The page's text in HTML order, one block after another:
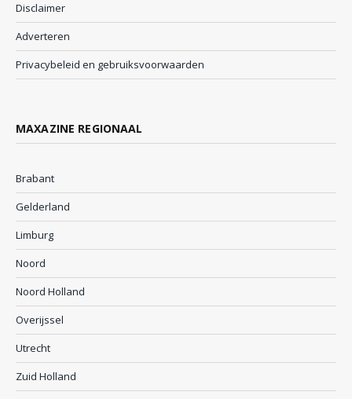
Disclaimer
Adverteren
Privacybeleid en gebruiksvoorwaarden
MAXAZINE REGIONAAL
Brabant
Gelderland
Limburg
Noord
Noord Holland
Overijssel
Utrecht
Zuid Holland